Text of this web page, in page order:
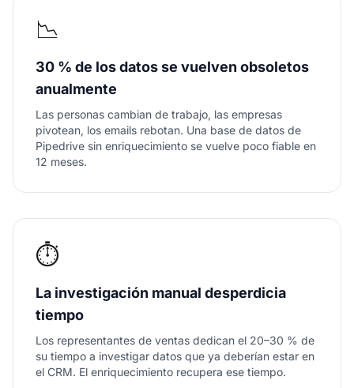
📉
30 % de los datos se vuelven obsoletos
anualmente
Las personas cambian de trabajo, las empresas
pivotean, los emails rebotan. Una base de datos de
Pipedrive sin enriquecimiento se vuelve poco fiable en
12 meses.
⏱️
La investigación manual desperdicia
tiempo
Los representantes de ventas dedican el 20–30 % de
su tiempo a investigar datos que ya deberían estar en
el CRM. El enriquecimiento recupera ese tiempo.